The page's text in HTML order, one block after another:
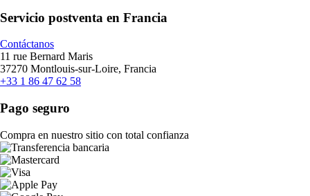
Servicio postventa en Francia
Contáctanos
11 rue Bernard Maris
37270 Montlouis-sur-Loire, Francia
+33 1 86 47 62 58
Pago seguro
Compra en nuestro sitio con total confianza